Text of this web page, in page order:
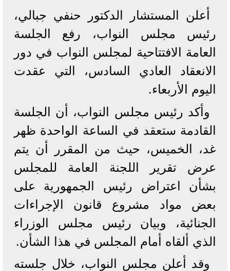
أعلن المستشار الدكتور حنفي جبالي،
رئيس مجلس النواب، رفع الجلسة
العامة الافتتاحية لمجلس النواب في دور
الانعقاد العادي السادس، التي عقدت
اليوم الأربعاء.
وأكد رئيس مجلس النواب، أن الجلسة
القادمة ستعقد في الساعة الواحدة ظهر
غد، الخميس، حيث من المقرر أن يتم
عرض تقرير اللجنة العامة للمجلس
بشأن اعتراض رئيس الجمهورية على
بعض مواد مشروع قانون الإجراءات
الجنائية، وبيان رئيس مجلس الوزراء
الذي ألقاه أمام المجلس في هذا الشأن.
وقد أعلن مجلس النواب، خلال جلسته